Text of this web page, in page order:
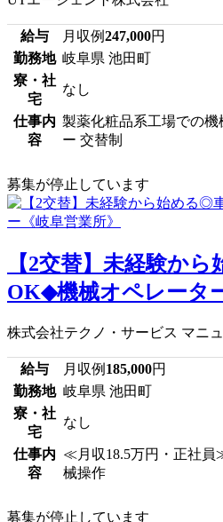
給与 月収例247,000円
勤務地 岐阜県 池田町
寮・社
宅
なし
仕事内
容
製薬化粧品系工場での
ー 交替制
募集が停止しています
【2交替】未経験か
OK◆機械オペレータ
株式会社テクノ・サービス マニ
給与 月収例 185,000円
勤務地 岐阜県 池田町
寮・社
宅
なし
仕事内
容
≪月収18.5万円・正社
械操作
募集が停止しています